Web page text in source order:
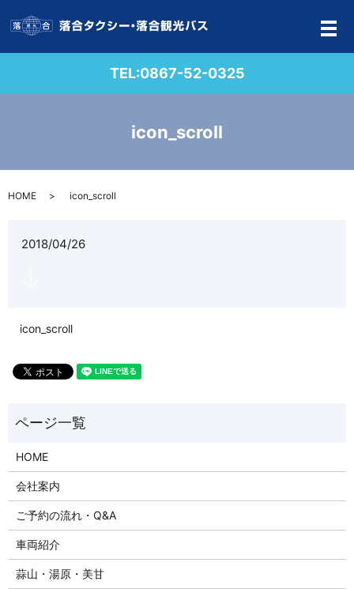
メ
TEL:0867-52-0325
icon_scroll
HOME icon_scroll
2018/04/26
icon_scroll
HOME
会社案内
ご予約の流れ・Q&A
車両紹介
蒜山・湯原・美甘